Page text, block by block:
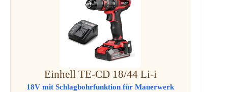
Einhell TE-CD 18/44 Li-i
18V mit Schlagbohrfunktion für Mauerwerk